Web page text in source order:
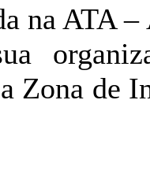
na ATA
Zona de